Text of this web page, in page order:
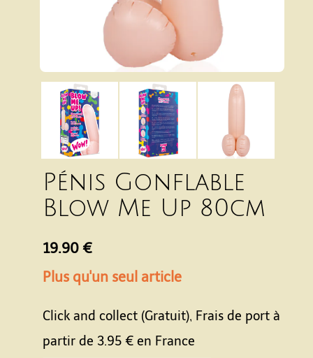
Pénis Gonflable
Blow Me Up 80cm
19.90 €
Plus qu'un seul article
Click and collect (Gratuit), Frais de port à
partir de 3.95 € en France